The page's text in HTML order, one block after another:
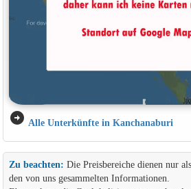
arrow_circle_right Alle Unterkünfte in Kanchanaburi
Zu beachten: Die Preisbereiche dienen nur
den von uns gesammelten Informationen.